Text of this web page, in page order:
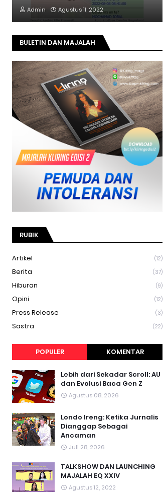
Admin Agustus 11, 2022
BULETIN DAN MAJALAH
RUBIK
Artikel (12)
Berita (37)
Hiburan (9)
Opini (12)
Press Release (3)
Sastra (22)
POPULER KOMENTAR
Lebih dari Sekadar Scroll: AU
dan Evolusi Baca Gen Z
Agustus 08, 2026
Londo Ireng: Ketika Jurnalis
Dianggap Sebagai
Ancaman
Juli 28, 2026
TALKSHOW DAN LAUNCHING
MAJALAH EQ XXIV
Agustus 12, 2022